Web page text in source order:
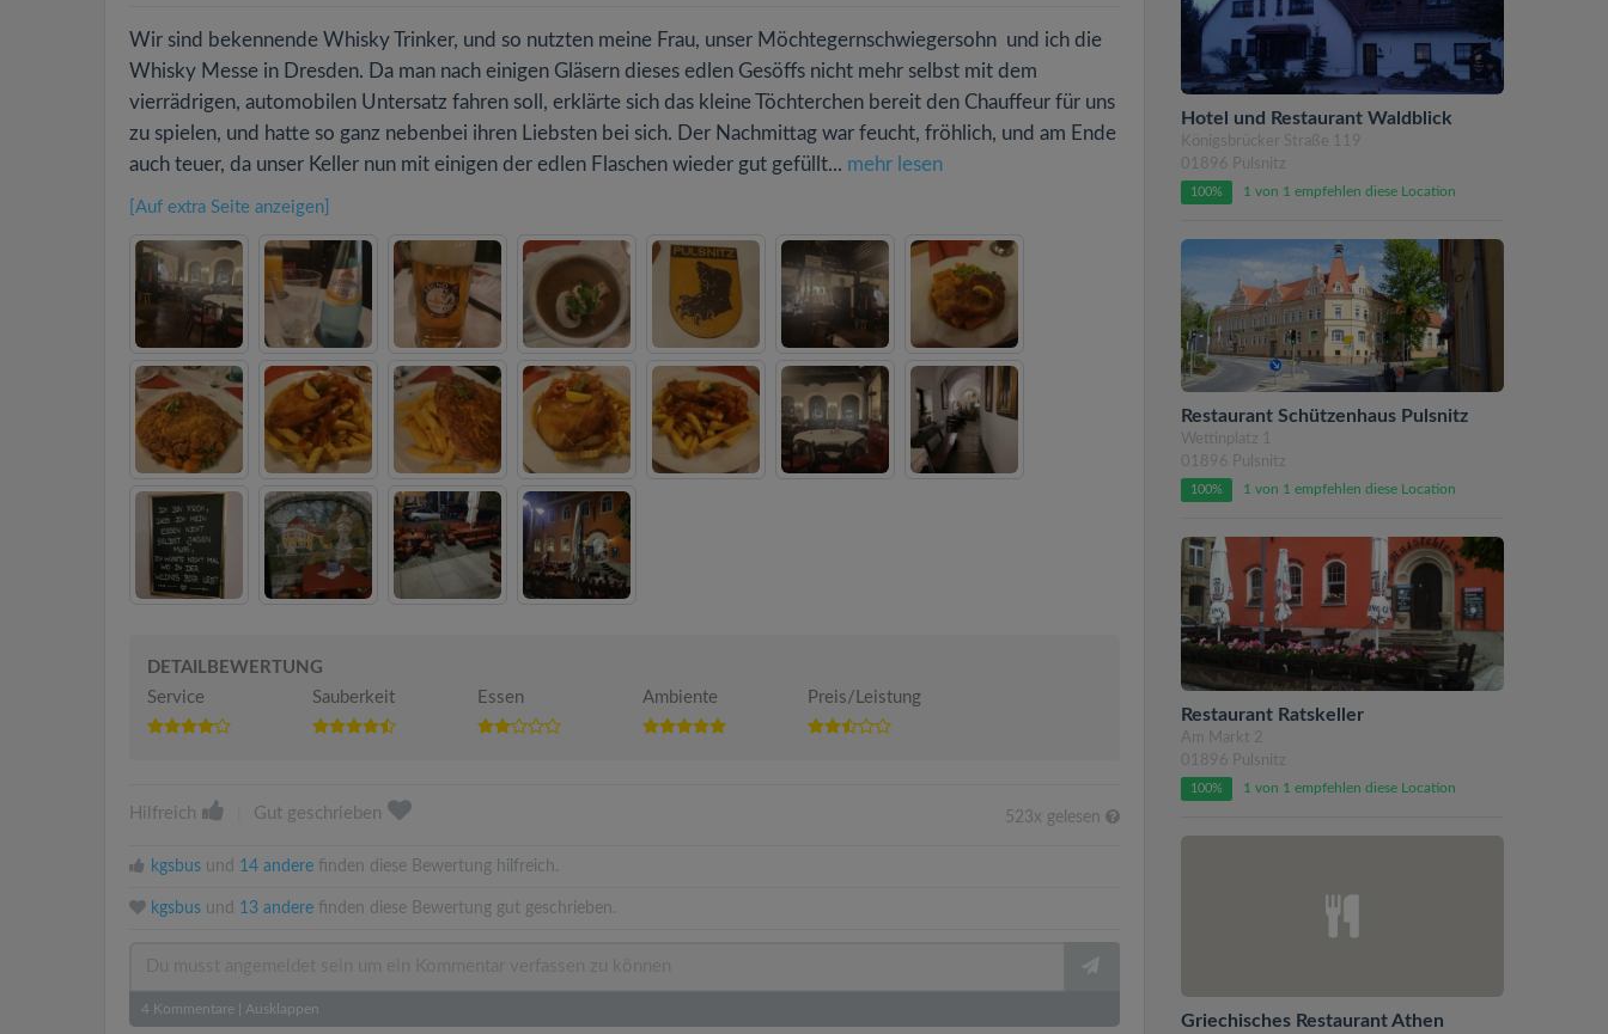
Wir sind bekennende Whisky Trinker, und so nutzten meine Frau, unser Möchtegernschwiegersohn und ich die
Whisky Messe in Dresden. Da man nach einigen Gläsern dieses edlen Gesöffs nicht mehr selbst mit dem
vierrädrigen, automobilen Untersatz fahren soll, erklärte sich das kleine Töchterchen bereit den Chauffeur für uns
zu spielen, und hatte so ganz nebenbei ihren Liebsten bei sich. Der Nachmittag war feucht, fröhlich, und am Ende
auch teuer, da unser Keller nun mit einigen der edlen Flaschen wieder gut gefüllt... mehr lesen
[Auf extra Seite anzeigen]
DETAILBEWERTUNG
Service
Sauberkeit Essen Ambiente Preis/Leistung
Hilfreich Gut geschrieben 523x gelesen
kgsbus und 14 andere finden diese Bewertung hilfreich.
kgsbus und 13 andere finden diese Bewertung gut geschrieben.
4 Kommentare Ausklappen
Hotel und Restaurant Waldblick
Königsbrücker Straße 119
01896 Pulsnitz
100% 1 von 1 empfehlen diese Location
Restaurant Schützenhaus Pulsnitz
Wettinplatz 1
01896 Pulsnitz
100% 1 von 1 empfehlen diese Location
Restaurant Ratskeller
Am Markt 2
01896 Pulsnitz
100% 1 von 1 empfehlen diese Location
Griechisches Restaurant Athen